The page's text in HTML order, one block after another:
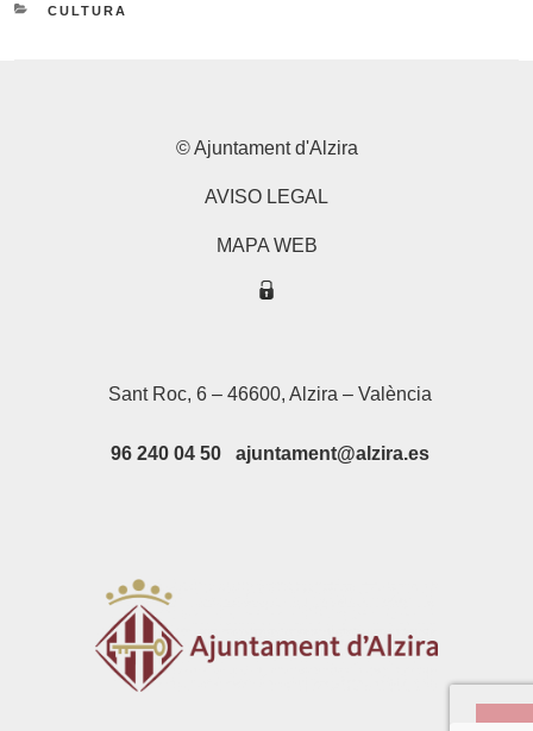
CATEGORIES
CULTURA
© Ajuntament d'Alzira
AVISO LEGAL
MAPA WEB
Sant Roc, 6 – 46600, Alzira – València
96 240 04 50 ajuntament@alzira.es